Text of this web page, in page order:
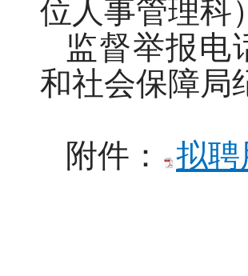
位人事管理科）
监督举报电
和社会保障局
附件：
拟聘